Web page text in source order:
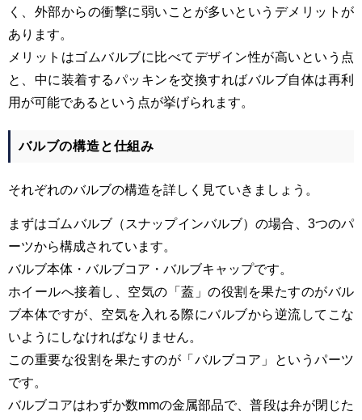
く、外部からの衝撃に弱いことが多いというデメリットが
あります。
メリットはゴムバルブに比べてデザイン性が高いという点
と、中に装着するパッキンを交換すればバルブ自体は再利
用が可能であるという点が挙げられます。
バルブの構造と仕組み
それぞれのバルブの構造を詳しく見ていきましょう。
まずはゴムバルブ（スナップインバルブ）の場合、 3つのパ
ーツから構成されています。
バルブ本体・バルブコア・バルブキャップです。
ホイールへ接着し、空気の「蓋」の役割を果たすのがバル
ブ本体ですが、空気を入れる際にバルブから逆流してこな
いようにしなければなりません。
この重要な役割を果たすのが「バルブコア」というパーツ
です。
バルブコアはわずか数mmの金属部品で、普段は弁が閉じた